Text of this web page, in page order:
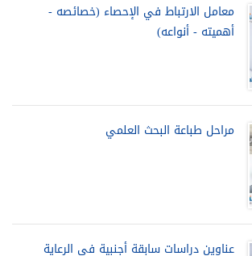
معامل الارتباط في الإحصاء (خصائصه -
أهميته - أنواعه)
مراحل طباعة البحث العلمي
عناوين دراسات سابقة أجنبية في الرعاية